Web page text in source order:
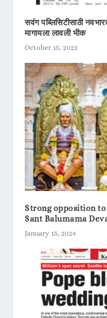
सवंग पब्लिसिटीसाठी
मागायला लावली भीक
October 15, 2022
Strong opposition
Sant Balumama
January 15, 2024